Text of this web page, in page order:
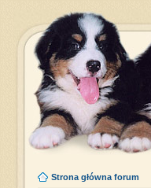
Strona główna forum